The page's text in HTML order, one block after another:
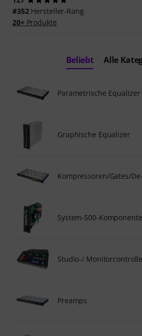
#352Hersteller-Rang
20+Produkte
Beliebt Alle
Parametrische Equalizer
Graphische Equalizer
Kompressoren/Gates/
System-500-
Studio-/
Preamps